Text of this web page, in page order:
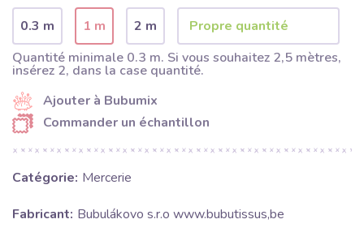
0.3 m 1 m
2 m
Quantité minimale 0.3 m. Si vous souhaitez 2,5 mètres,
insérez 2, dans la case quantité.
Ajouter à Bubumix
Commander un échantillon
Catégorie: Mercerie
Fabricant: Bubulákovo s.r.o www.bubutissus,be